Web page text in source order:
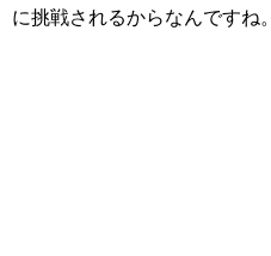
に挑戦されるからなんですね。